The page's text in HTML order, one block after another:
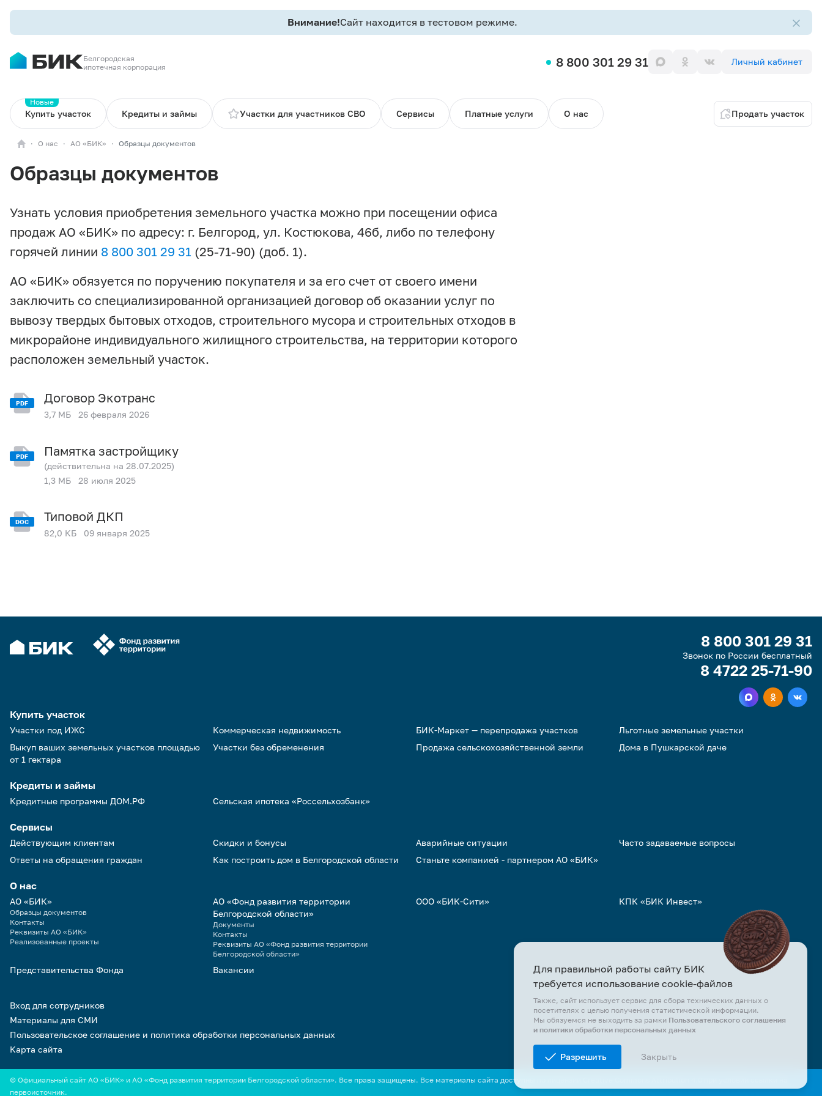
Внимание!Сайт находится в тестовом режиме.
Белгородская
ипотечная корпорация
8 800 301 29 31 Личный кабинет
Купить участок
Новые
Кредиты и займы Участки для участников СВО Сервисы Платные услуги О нас Продать участок
О нас АО «БИК» Образцы документов
Образцы документов
Узнать условия приобретения земельного участка можно при посещении офиса
продаж АО «БИК» по адресу: г. Белгород, ул. Костюкова, 46б, либо по телефону
горячей линии 8 800 301 29 31 (25-71-90) (доб. 1).
АО «БИК» обязуется по поручению покупателя и за его счет от своего имени
заключить со специализированной организацией договор об оказании услуг по
вывозу твердых бытовых отходов, строительного мусора и строительных отходов в
микрорайоне индивидуального жилищного строительства, на территории которого
расположен земельный участок.
PDF Договор Экотранс
3,7 МБ 26 февраля 2026
PDF Памятка застройщику
(действительна на 28.07.2025)
1,3 МБ
28 июля 2025
DOC Типовой ДКП
82,0 КБ 09 января 2025
8 800 301 29 31
Звонок по России бесплатный
8 4722 25-71-90
Купить участок
Участки под ИЖС Коммерческая недвижимость БИК-Маркет — перепродажа участков
Льготные земельные участки
Выкуп ваших земельных участков площадью
от 1 гектара
Участки без обременения Продажа сельскохозяйственной земли Дома в Пушкарской даче
Кредиты и займы
Кредитные программы ДОМ.РФ Сельская ипотека «Россельхозбанк»
Сервисы
Действующим клиентам Скидки и бонусы Аварийные ситуации
Часто задаваемые вопросы
Ответы на обращения граждан
Как построить дом в Белгородской области Станьте компанией - партнером АО «БИК»
О нас
АО «БИК»
Образцы документов
Контакты
Реквизиты АО «БИК»
Реализованные проекты
АО «Фонд развития территории
Белгородской области»
Документы
Контакты
Реквизиты АО «Фонд развития территории
Белгородской области»
ООО «БИК-Сити» КПК «БИК Инвест»
Представительства Фонда Вакансии
Вход для сотрудников
Материалы для СМИ
Пользовательское соглашение и политика обработки персональных данных
Карта сайта
© Официальный сайт АО «БИК» и АО «Фонд развития территории Белгородской области». Все права защищены. Все материалы сайта доступны по лицензии Creative Commons Attribution 4.0 при условии ссылки на
первоисточник.
Для правильной работы сайту БИК
требуется использование cookie-файлов
Также, сайт использует сервис для сбора технических данных о
посетителях с целью получения статистической информации.
Мы обязуемся не выходить за рамки Пользовательского соглашения
и политики обработки персональных данных
Разрешить Закрыть